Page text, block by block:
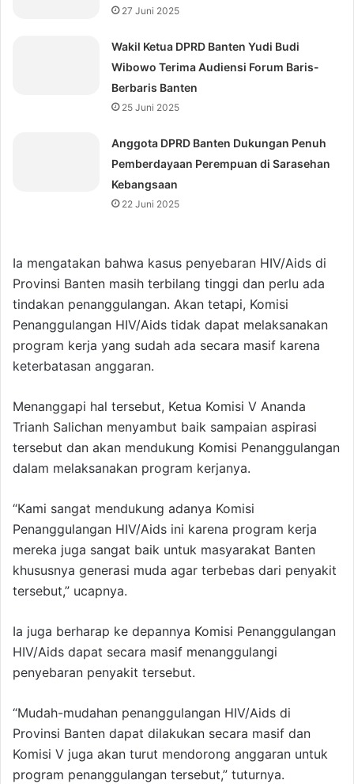
27 Juni 2025
Wakil Ketua DPRD Banten Yudi Budi
Wibowo Terima Audiensi Forum Baris-
Berbaris Banten
25 Juni 2025
Anggota DPRD Banten Dukungan Penuh
Pemberdayaan Perempuan di Sarasehan
Kebangsaan
22 Juni 2025
Ia mengatakan bahwa kasus penyebaran HIV/Aids di
Provinsi Banten masih terbilang tinggi dan perlu ada
tindakan penanggulangan. Akan tetapi, Komisi
Penanggulangan HIV/Aids tidak dapat melaksanakan
program kerja yang sudah ada secara masif karena
keterbatasan anggaran.
Menanggapi hal tersebut, Ketua Komisi V Ananda
Trianh Salichan menyambut baik sampaian aspirasi
tersebut dan akan mendukung Komisi Penanggulangan
dalam melaksanakan program kerjanya.
“Kami sangat mendukung adanya Komisi
Penanggulangan HIV/Aids ini karena program kerja
mereka juga sangat baik untuk masyarakat Banten
khususnya generasi muda agar terbebas dari penyakit
tersebut,” ucapnya.
Ia juga berharap ke depannya Komisi Penanggulangan
HIV/Aids dapat secara masif menanggulangi
penyebaran penyakit tersebut.
“Mudah-mudahan penanggulangan HIV/Aids di
Provinsi Banten dapat dilakukan secara masif dan
Komisi V juga akan turut mendorong anggaran untuk
program penanggulangan tersebut,” tuturnya.